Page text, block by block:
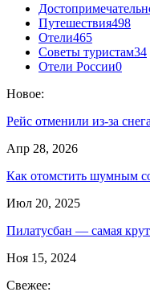
Путешествия498
Отели465
Советы туристам34
Отели России0
Новое:
Рейс отменили из-за
Апр 28, 2026
Как отомстить шумным
Июл 20, 2025
Пилатусбан — самая
Ноя 15, 2024
Свежее: